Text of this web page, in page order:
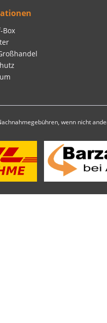
Box
wenn nicht